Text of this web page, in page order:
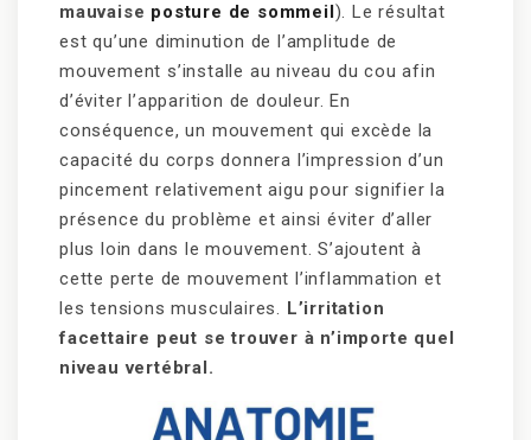
mauvaise posture de sommeil). Le résultat
est qu’une diminution de l’amplitude de
mouvement s’installe au niveau du cou afin
d’éviter l’apparition de douleur. En
conséquence, un mouvement qui excède la
capacité du corps donnera l’impression d’un
pincement relativement aigu pour signifier la
présence du problème et ainsi éviter d’aller
plus loin dans le mouvement. S’ajoutent à
cette perte de mouvement l’inflammation et
les tensions musculaires. L’irritation
facettaire peut se trouver à n’importe quel
niveau vertébral.